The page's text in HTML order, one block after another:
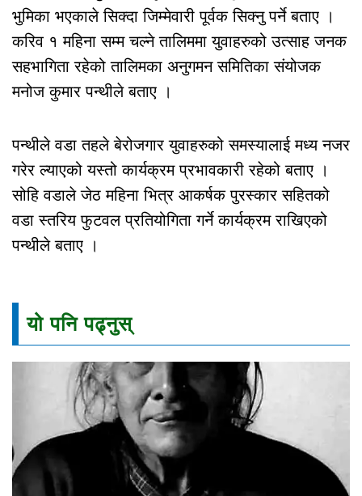
भुमिका भएकाले सिक्दा जिम्मेवारी पूर्वक सिक्नु पर्ने बताए ।
करिव १ महिना सम्म चल्ने तालिममा युवाहरुको उत्साह जनक
सहभागिता रहेको तालिमका अनुगमन समितिका संयोजक
मनोज कुमार पन्थीले बताए ।
पन्थीले वडा तहले बेरोजगार युवाहरुको समस्यालाई मध्य नजर
गरेर ल्याएको यस्तो कार्यक्रम प्रभावकारी रहेको बताए ।
सोहि वडाले जेठ महिना भित्र आकर्षक पुरस्कार सहितको
वडा स्तरिय फुटवल प्रतियोगिता गर्ने कार्यक्रम राखिएको
पन्थीले बताए ।
यो पनि पढ्नुस्